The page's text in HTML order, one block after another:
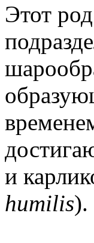
Этот
и
humilis).